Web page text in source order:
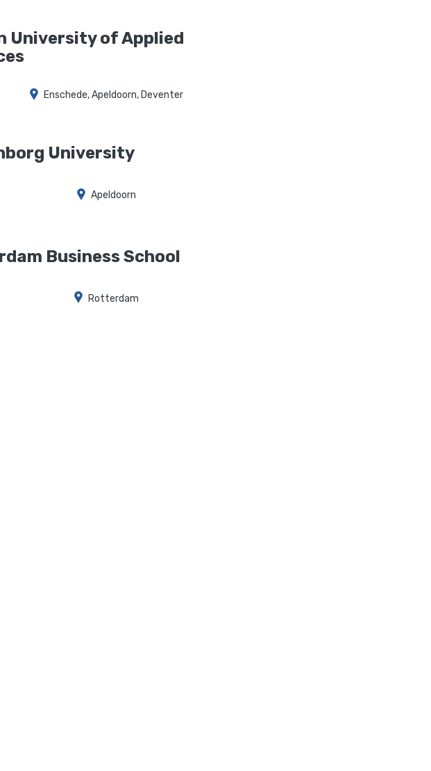
University of Applied
Enschede, Apeldoorn, Deventer
University
Apeldoorn
Business School
Rotterdam